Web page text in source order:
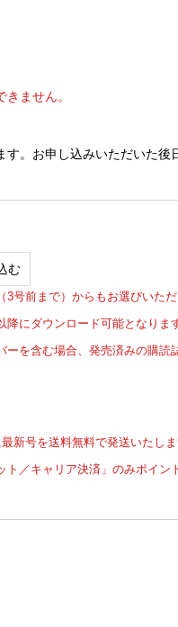
ません。
。お申し込みいただいた後
む
号前まで）からもお選びいただ
降にダウンロード可能となりま
ーを含む場合、発売済みの購読
新号を送料無料で発送いたしま
ト／キャリア決済」のみポイン